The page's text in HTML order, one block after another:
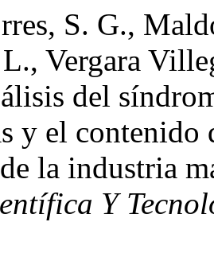
S. G.,
Vergara
del
y el
la industria
Y